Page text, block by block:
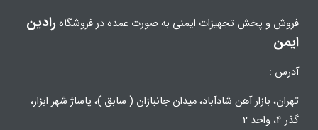
فروش و پخش تجهیزات ایمنی به صورت عمده در فروشگاهرادین
ایمن
آدرس :
تهران، بازار آهن شادآباد، میدان جانبازان ( سابق )، پاساژ شهر ابزار،
گذر 4، واحد 2